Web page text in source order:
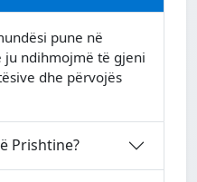
pune në
ju ndihmojmë të gjeni
dhe përvojës
Prishtine?